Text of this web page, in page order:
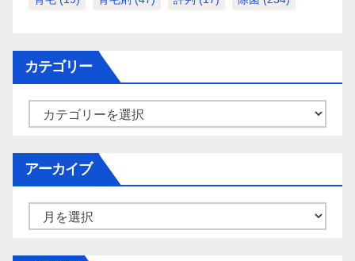
カテゴリー
ー
アーカイブ